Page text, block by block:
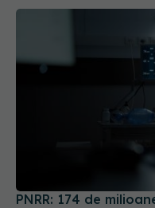
PNRR: 174 de
o singură
07 aug 2026, 16:41